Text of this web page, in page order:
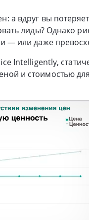
а вдруг вы
лиды? Однако
— или даже
Intelligently,
и стоимостью